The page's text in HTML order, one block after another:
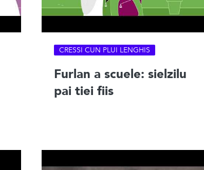
CRESSI CUN PLUI LENGHIS
Furlan a scuele: sielzilu
pai tiei fiis